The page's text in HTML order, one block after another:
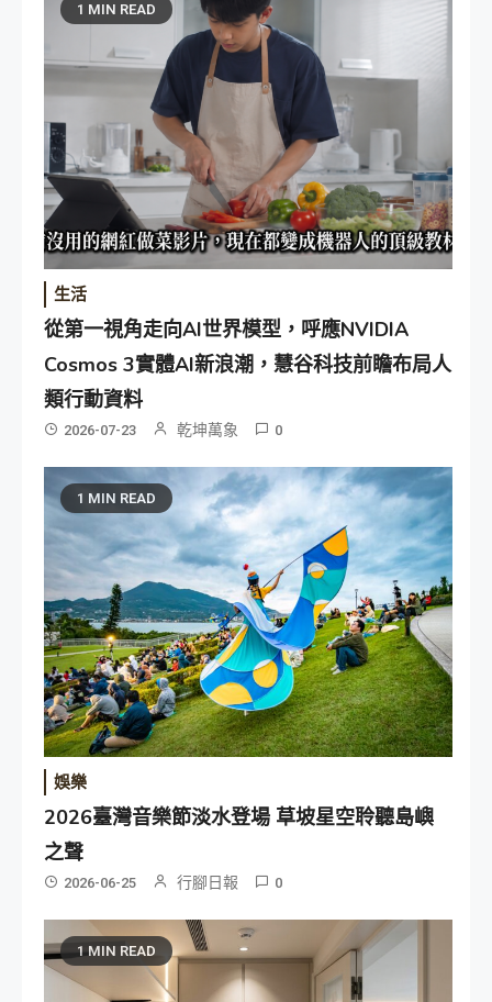
1 MIN READ
生活
從第一視角走向AI世界模型，呼應NVIDIA
Cosmos 3實體AI新浪潮，慧谷科技前瞻布局人
類行動資料
2026-07-23 乾坤萬象 0
1 MIN READ
娛樂
2026臺灣音樂節淡水登場 草坡星空聆聽島嶼
之聲
2026-06-25 行腳日報 0
1 MIN READ